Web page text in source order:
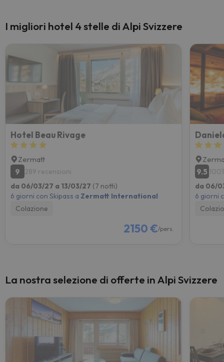
I migliori hotel 4 stelle di Alpi Svizzere
Hotel Beau Rivage
Zermatt
9
289 recensioni
da 06/03/27 a 13/03/27 (7 notti)
6 giorni con Skipass a Zermatt International
Colazione
2150 €/pers.
9.5
da 06/
6 giorni
La nostra selezione di offerte in Alpi Svizzere